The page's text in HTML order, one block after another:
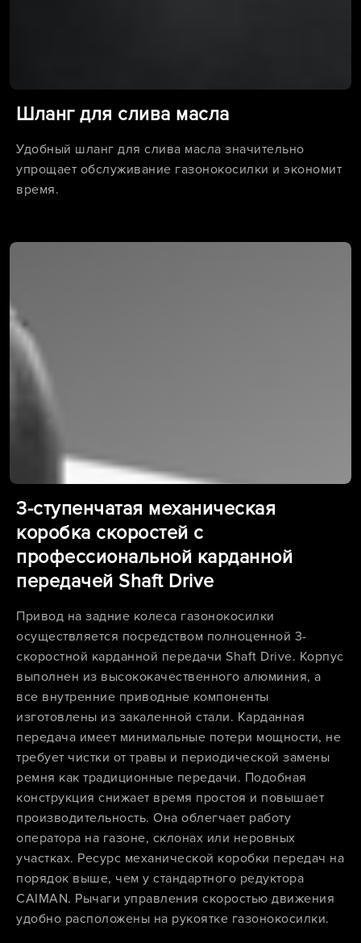
Шланг для слива масла
Удобный шланг для слива масла значительно
упрощает обслуживание газонокосилки и экономит
время.
3-ступенчатая механическая
коробка скоростей с
профессиональной карданной
передачей Shaft Drive
Привод на задние колеса газонокосилки
осуществляется посредством полноценной 3-
скоростной карданной передачи Shaft Drive. Корпус
выполнен из высококачественного алюминия, а
все внутренние приводные компоненты
изготовлены из закаленной стали. Карданная
передача имеет минимальные потери мощности, не
требует чистки от травы и периодической замены
ремня как традиционные передачи. Подобная
конструкция снижает время простоя и повышает
производительность. Она облегчает работу
оператора на газоне, склонах или неровных
участках. Ресурс механической коробки передач на
порядок выше, чем у стандартного редуктора
CAIMAN. Рычаги управления скоростью движения
удобно расположены на рукоятке газонокосилки.